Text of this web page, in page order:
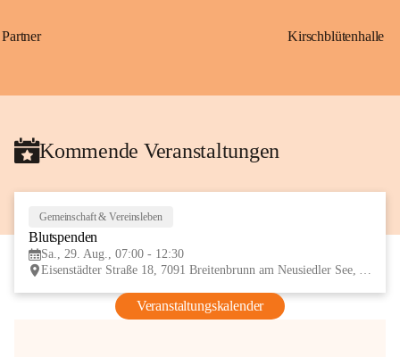
Partner Kirschblütenhalle
Kommende Veranstaltungen
Gemeinschaft & Vereinsleben
Blutspenden
Sa., 29. Aug., 07:00 - 12:30
Eisenstädter Straße 18, 7091 Breitenbrunn am Neusiedler See, AUT
Veranstaltungskalender